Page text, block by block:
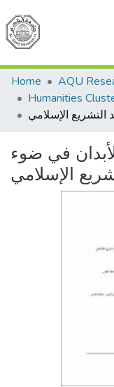
Home
Humanities
في ضوء
الإسلامي